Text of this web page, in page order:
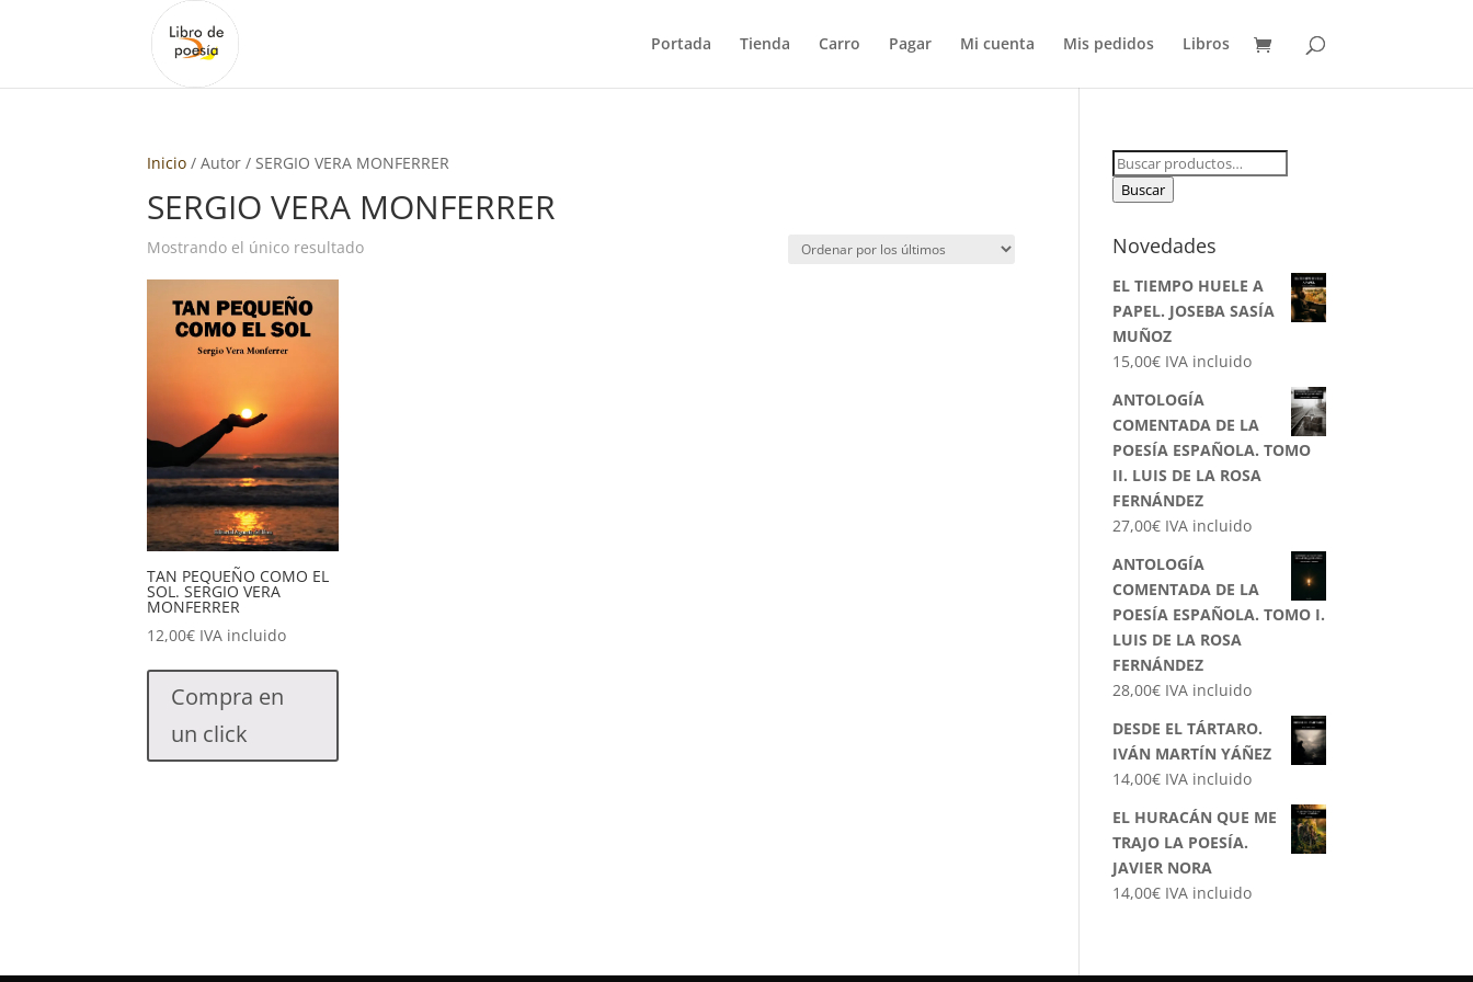
Portada Tienda Carro Pagar Mi cuenta Mis pedidos Libros
Inicio / Autor / SERGIO VERA MONFERRER
SERGIO VERA MONFERRER
Mostrando el único resultado
TAN PEQUEÑO COMO EL
SOL. SERGIO VERA
MONFERRER
12,00€ IVA incluido
Compra en
un click
Buscar
por:
Buscar
Novedades
EL TIEMPO HUELE A
PAPEL. JOSEBA SASÍA
MUÑOZ
15,00€ IVA incluido
ANTOLOGÍA
COMENTADA DE LA
POESÍA ESPAÑOLA. TOMO
II. LUIS DE LA ROSA
FERNÁNDEZ
27,00€ IVA incluido
ANTOLOGÍA
COMENTADA DE LA
POESÍA ESPAÑOLA. TOMO I.
LUIS DE LA ROSA
FERNÁNDEZ
28,00€ IVA incluido
DESDE EL TÁRTARO.
IVÁN MARTÍN YÁÑEZ
14,00€ IVA incluido
EL HURACÁN QUE ME
TRAJO LA POESÍA.
JAVIER NORA
14,00€ IVA incluido